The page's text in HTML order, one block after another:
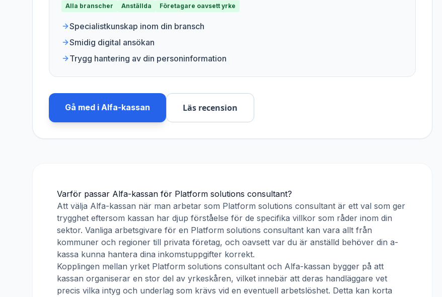
Alla branscher Anställda Företagare oavsett yrke
Specialistkunskap inom din bransch
Smidig digital ansökan
Trygg hantering av din personinformation
Gå med i Alfa-kassan Läs recension
Varför passar Alfa-kassan för Platform solutions consultant?
Att välja Alfa-kassan när man arbetar som Platform solutions consultant är ett val som ger
trygghet eftersom kassan har djup förståelse för de specifika villkor som råder inom din
sektor. Vanliga arbetsgivare för en Platform solutions consultant kan vara allt från
kommuner och regioner till privata företag, och oavsett var du är anställd behöver din a-
kassa kunna hantera dina inkomstuppgifter korrekt.
Kopplingen mellan yrket Platform solutions consultant och Alfa-kassan bygger på att
kassan organiserar en stor del av yrkeskåren, vilket innebär att deras handläggare vet
precis vilka intyg och underlag som krävs vid en eventuell arbetslöshet. Detta kan korta